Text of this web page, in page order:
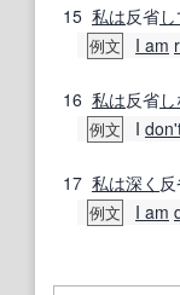
15 私は反省
例文 I am
16 私は反省
例文 I
17 私は深く
例文 I am